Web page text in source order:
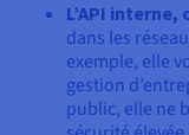
L’API interne,
dans les
exemple, elle
gestion
public, elle ne